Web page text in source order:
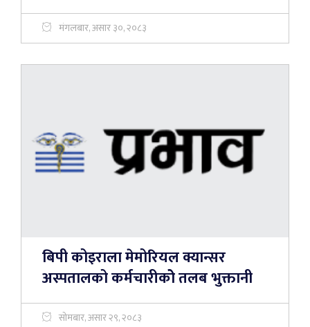
मंगलबार, असार ३०, २०८३
बिपी कोइराला मेमोरियल क्यान्सर
अस्पतालको कर्मचारीकोे तलब भुक्तानी
सोमबार, असार २९, २०८३